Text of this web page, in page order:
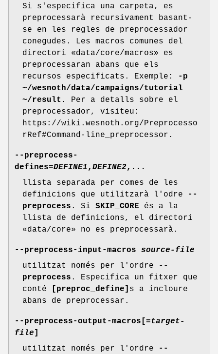
Si s'especifica una carpeta, es
preprocessarà recursivament basant-
se en les regles de preprocessador
conegudes. Les macros comunes del
directori «data/core/macros» es
preprocessaran abans que els
recursos especificats. Exemple:
-p
~/wesnoth/data/campaigns/tutorial
~/result.
Per a detalls sobre el
preprocessador, visiteu:
https://wiki.wesnoth.org/Preprocesso
rRef#Command-line_preprocessor.
--preprocess-
defines=DEFINE1, DEFINE2, ...
llista separada per comes de les
definicions que utilitzarà l'odre
--
preprocess . Si SKIP_CORE és a la
llista de definicions, el directori
«data/core» no es preprocessarà.
--preprocess-input-macros source-file
utilitzat només per l'ordre
--
preprocess . Especifica un fitxer que
conté
[preproc_define] s a incloure
abans de preprocessar.
--preprocess-output-macros[ =target-
file
utilitzat només per l'ordre
--